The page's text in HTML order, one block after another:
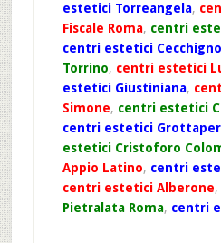
estetici Torreangela,
Fiscale Roma, centri
centri estetici
Torrino, centri estetici
estetici Giustiniana,
Simone, centri estetici
centri estetici
estetici Cristoforo
Appio Latino, centri
centri estetici Alberone,
Pietralata Roma, centri